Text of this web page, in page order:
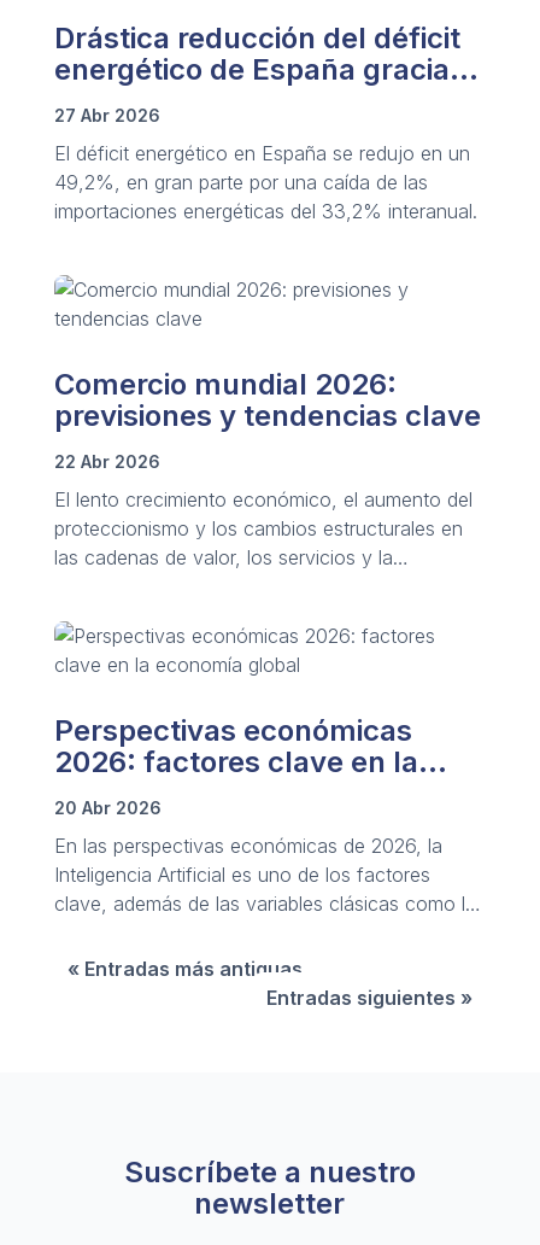
Drástica reducción del déficit
energético de España gracias
a las renovables
27 Abr 2026
El déficit energético en España se redujo en un
49,2%, en gran parte por una caída de las
importaciones energéticas del 33,2% interanual.
Comercio mundial 2026:
previsiones y tendencias clave
22 Abr 2026
El lento crecimiento económico, el aumento del
proteccionismo y los cambios estructurales en
las cadenas de valor, los servicios y la
mundial.
Perspectivas económicas
2026: factores clave en la
economía global
20 Abr 2026
En las perspectivas económicas de 2026, la
Inteligencia Artificial es uno de los factores
clave, además de las variables clásicas como la
globales.
« Entradas más antiguas
Entradas siguientes »
Suscríbete a nuestro
newsletter